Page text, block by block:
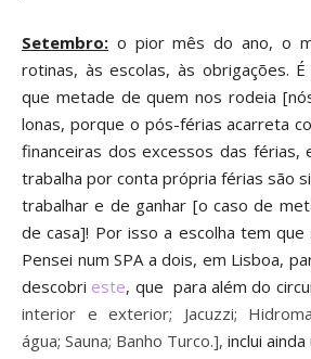
Setembro: o pior mês do ano, o
rotinas, às escolas, às obrigações.
que metade de quem nos rodeia
lonas, porque o pós-férias acarreta
financeiras dos excessos das férias,
trabalha por conta própria férias são
trabalhar e de ganhar [o casode
de casa]! Por isso a escolha tem que
Pensei num SPA a dois, em Lisboa,
descobri este, que para além do
interior e exterior; Jacuzzi;
água; Sauna; Banho Turco.], inclui